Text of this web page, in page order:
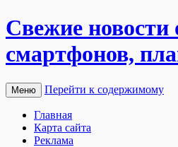
Свежие новости
смартфонов,
Меню Перейти к содержимому
Главная
Карта сайта
Реклама